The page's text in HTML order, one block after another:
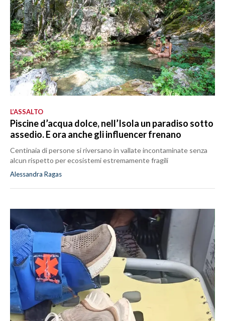
L’ASSALTO
Piscine d’acqua dolce, nell’Isola un paradiso sotto
assedio. E ora anche gli influencer frenano
Centinaia di persone si riversano in vallate incontaminate senza
alcun rispetto per ecosistemi estremamente fragili
Alessandra Ragas